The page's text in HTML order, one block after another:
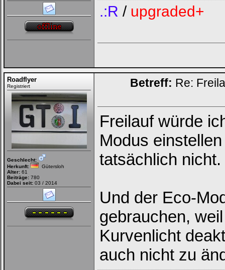
.:R / upgraded+
Roadflyer
Registriert
Geschlecht:
Herkunft:
Gütersloh
Alter: 61
Beiträge: 780
Dabei seit: 03 / 2014
Betreff: Re:
Freilauf würde
Modus
tatsächlich nicht.
Und der Eco-
gebrauchen,
Kurvenlicht
auch nicht zu